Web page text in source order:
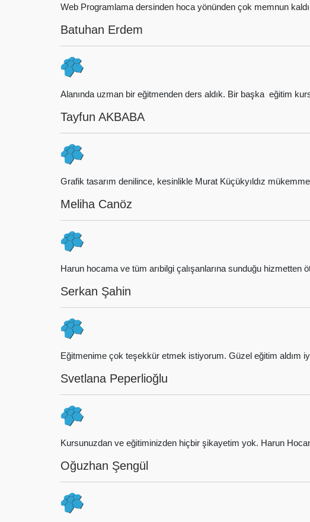
Web Programlama dersinden hoca yönünden çok memnun
Batuhan Erdem
Alanında uzman bir eğitmenden ders aldık. Bir başka eğitim
Tayfun AKBABA
Grafik tasarım denilince, kesinlikle Murat Küçükyıldız
Meliha Canöz
Harun hocama ve tüm arıbilgi çalışanlarına sunduğu
Serkan Şahin
Eğitmenime çok teşekkür etmek istiyorum. Güzel eğitim aldım
Svetlana Peperlioğlu
Kursunuzdan ve eğitiminizden hiçbir şikayetim yok. Harun
Oğuzhan Şengül